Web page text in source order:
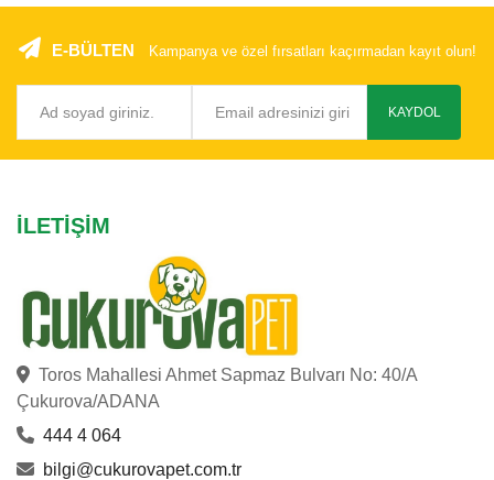
E-BÜLTEN Kampanya ve özel fırsatları kaçırmadan kayıt olun!
KAYDOL
İLETIŞIM
Toros Mahallesi Ahmet Sapmaz Bulvarı No: 40/A
Çukurova/ADANA
444 4 064
bilgi@cukurovapet.com.tr